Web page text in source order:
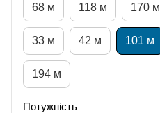
68 м 118 м 170 м
33 м 42 м 101 м
194 м
Потужність